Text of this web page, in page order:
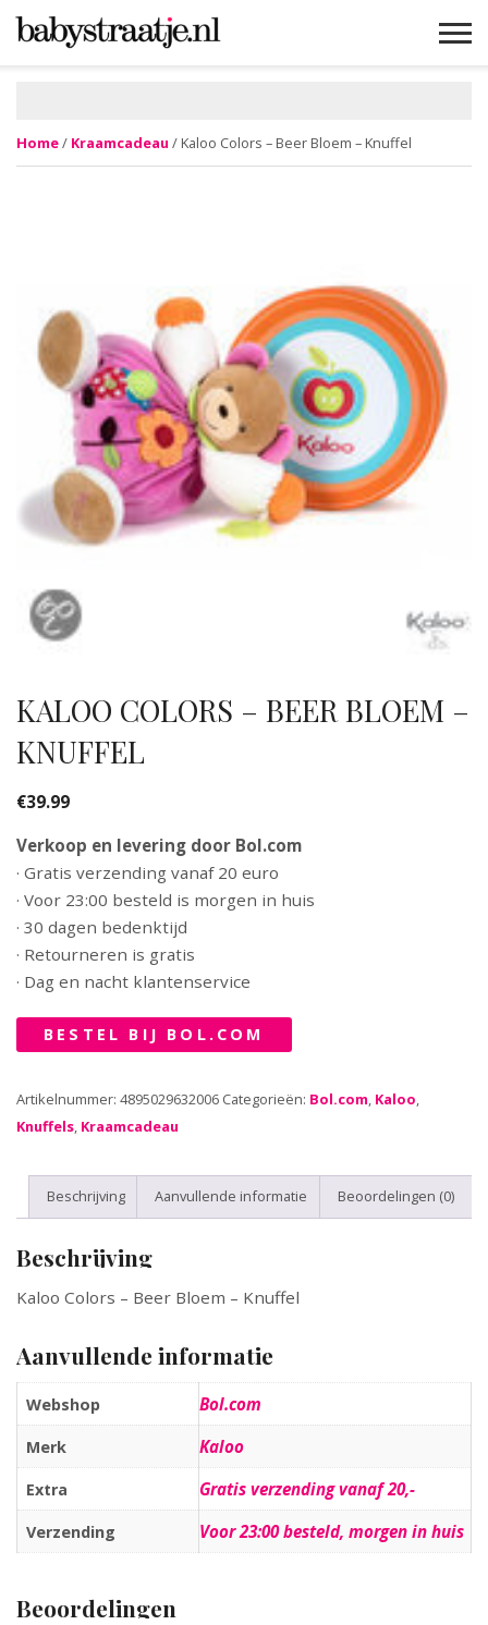
Home/ Kraamcadeau / Kaloo Colors – Beer Bloem – Knuffel
KALOO COLORS – BEER BLOEM –
KNUFFEL
€39.99
Verkoop en levering door Bol.com
· Gratis verzending vanaf 20 euro
· Voor 23:00 besteld is morgen in huis
· 30 dagen bedenktijd
· Retourneren is gratis
· Dag en nacht klantenservice
BESTEL BIJ BOL.COM
Artikelnummer: 4895029632006 Categorieën: Bol.com, Kaloo,
Knuffels, Kraamcadeau
Beschrijving Aanvullende informatie Beoordelingen (0)
Beschrijving
Kaloo Colors – Beer Bloem – Knuffel
Aanvullende informatie
Webshop Bol.com
Merk Kaloo
Extra Gratis verzending vanaf 20,-
Verzending Voor 23:00 besteld, morgen in huis
Beoordelingen